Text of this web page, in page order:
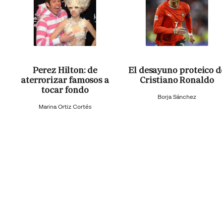
Perez Hilton: de
aterrorizar famosos a
tocar fondo
Marina Ortiz Cortés
El desayuno proteico
Cristiano Ronaldo
Borja Sánchez